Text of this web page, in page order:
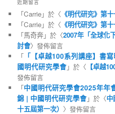
近期留言
「Carrie」於〈 《明代研究》第
「Carrie」於〈 《明代研究》第
「馬奇奔」於〈2007年「全球化
討會〉發佈留言
「 「【卓越100系列講座】書
國明代研究學會」於〈 【卓越
發佈留言
「中國明代研究學會2025年年
錦 | 中國明代研究學會」於〈中
十五屆第一次） 〉發佈留言